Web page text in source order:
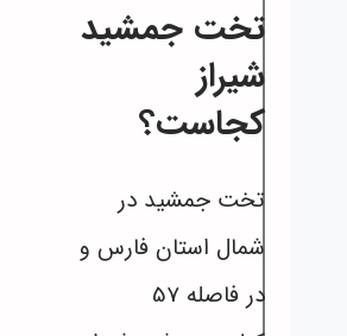
تخت جمشید
شیراز
کجاست؟
تخت جمشید در
شمال استان فارس و
در فاصله 57